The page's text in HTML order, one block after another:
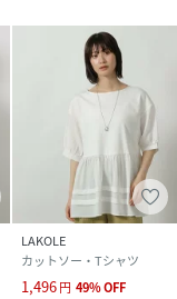
LAKOLE
カットソー・Tシャツ
1,496円 49%OFF